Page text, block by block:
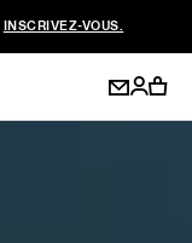
INSCRIVEZ-VOUS.